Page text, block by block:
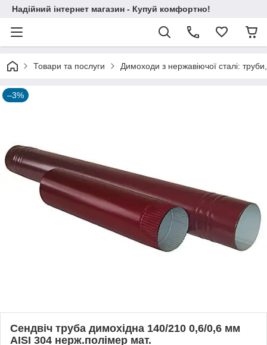
Надійний інтернет магазин - Купуй комфортно!
Товари та послуги Димоходи з нержавіючої сталі:
–3%
Сендвіч труба димохідна 140/210 0,6/0,6 мм
AISI 304 нерж.полімер мат.